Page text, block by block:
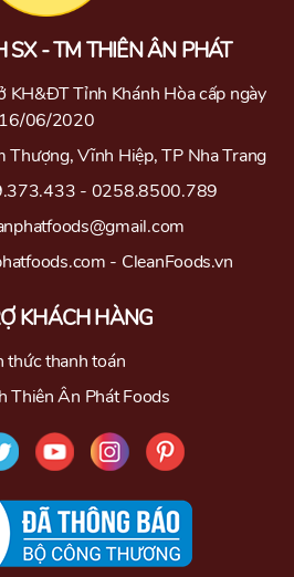
SX - TM THIÊN ÂN PHÁT
Tỉnh Khánh Hòa cấp ngày
16/06/2020
Vĩnh Hiệp, TP Nha Trang
- 0258.8500.789
- CleanFoods.vn
KHÁCH HÀNG
thức thanh toán
Thiên Ân Phát Foods